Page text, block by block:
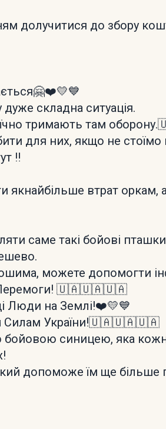
долучитися до збору
складна ситуація.
тримають там
для них, якщо не стоїмо
‼️
якнайбільше втрат оркам,
саме такі бойові
можете допомогти
Перемоги! 🇺🇦🇺🇦🇺🇦
Люди на Землі!❤️💛💙
Силам України!🇺🇦🇺🇦🇺🇦
бойовою синицею, яка
допоможе їм ще більше